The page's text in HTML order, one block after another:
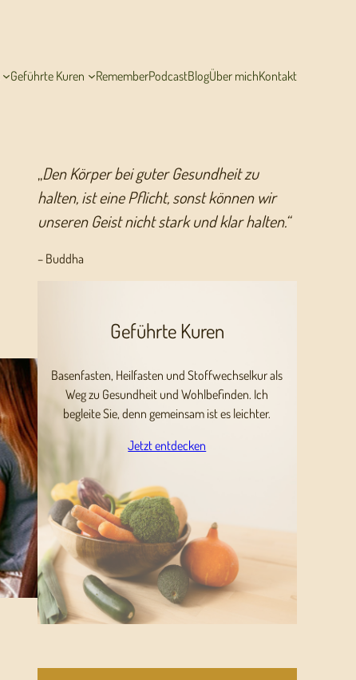
Geführte Kuren RememberPodcastBlogÜber michKontakt
„Den Körper bei guter Gesundheit zu
halten, ist eine Pflicht, sonst können wir
unseren Geist nicht stark und klar halten.“
– Buddha
Geführte Kuren
Basenfasten, Heilfasten und Stoffwechselkur als
Weg zu Gesundheit und Wohlbefinden. Ich
begleite Sie, denn gemeinsam ist es leichter.
Jetzt entdecken